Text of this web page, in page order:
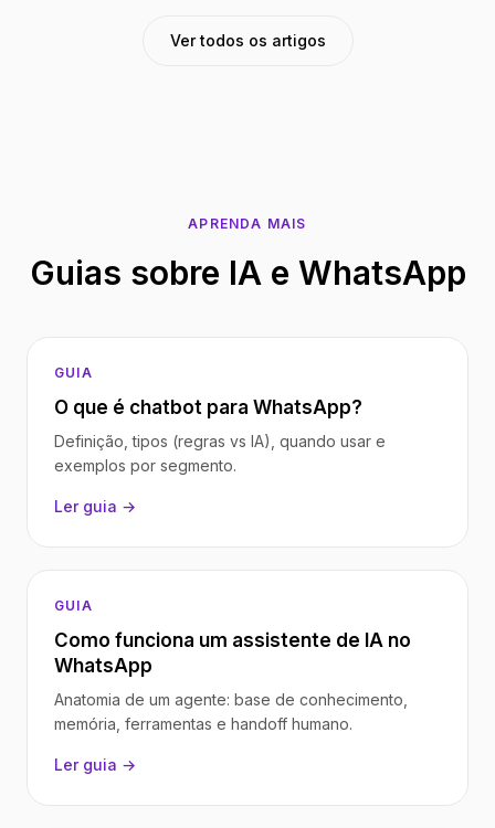
Ver todos os artigos
APRENDA MAIS
Guias sobre IA e WhatsApp
GUIA
O que é chatbot para WhatsApp?
Definição, tipos (regras vs IA), quando usar e
exemplos por segmento.
Ler guia →
GUIA
Como funciona um assistente de IA no
WhatsApp
Anatomia de um agente: base de conhecimento,
memória, ferramentas e handoff humano.
Ler guia →